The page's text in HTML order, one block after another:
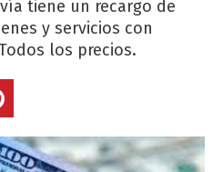
tiene un recargo de
y servicios con
los precios.